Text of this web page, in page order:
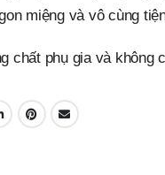
miệng và vô cùng
chất phụ gia và không